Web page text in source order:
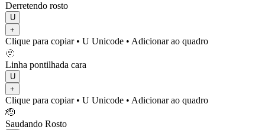
Derretendo rosto
U
+
Clique para copiar• U Unicode • Adicionar ao quadro
🫥
Linha pontilhada cara
U
+
Clique para copiar• U Unicode • Adicionar ao quadro
🫡
Saudando Rosto